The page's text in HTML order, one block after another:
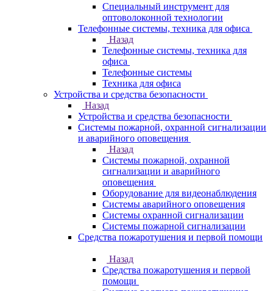
Специальный инструмент для
оптоволоконной технологии
Телефонные системы, техника для офиса
Назад
Телефонные системы, техника для
офиса
Телефонные системы
Техника для офиса
Устройства и средства безопасности
Назад
Устройства и средства безопасности
Системы пожарной, охранной сигнализации
и аварийного оповещения
Назад
Системы пожарной, охранной
сигнализации и аварийного
оповещения
Оборудование для видеонаблюдения
Системы аварийного оповещения
Системы охранной сигнализации
Системы пожарной сигнализации
Средства пожаротушения и первой помощи
Назад
Средства пожаротушения и первой
помощи